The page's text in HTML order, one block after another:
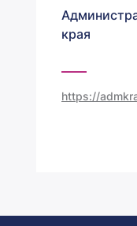
края
https://